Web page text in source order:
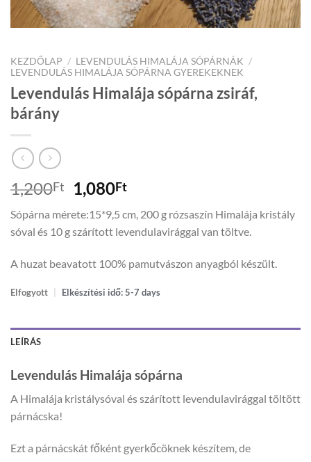
KEZDŐLAP / LEVENDULÁS HIMALÁJA SÓPÁRNÁK /
LEVENDULÁS HIMALÁJA SÓPÁRNA GYEREKEKNEK
Levendulás Himalája sópárna zsiráf,
bárány
1,200Ft
Original
price
was:
1,200Ft.
1,080FtCurrent
is:
1,080Ft.
Sópárna mérete:15*9,5 cm, 200 g rózsaszín Himalája kristály
sóval és 10 g szárított levendulavirággal van töltve.
A huzat beavatott 100% pamutvászon anyagból készült.
Elfogyott Elkészítési idő: 5-7 days
LEÍRÁS
Levendulás Himalája sópárna
A Himalája kristálysóval és szárított levendulavirággal töltött
párnácska!
Ezt a párnácskát főként gyerkőcöknek készítem, de